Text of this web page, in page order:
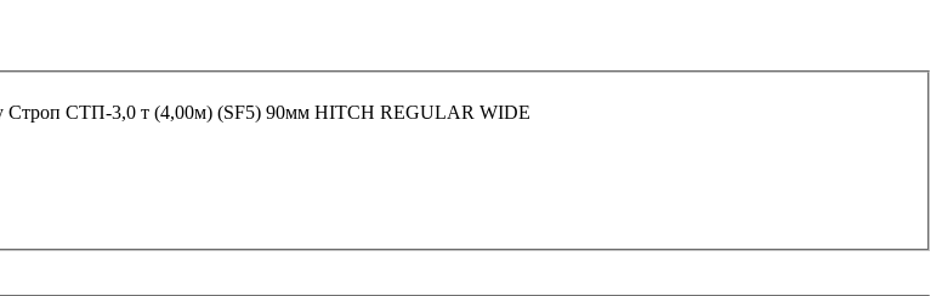
Строп СТП-3,0 т (4,00м) (SF5) 90мм HITCH REGULAR WIDE